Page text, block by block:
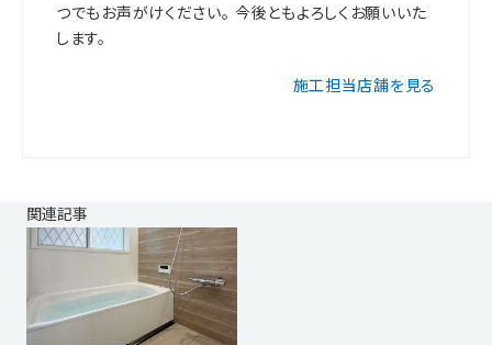
つでもお声がけください。 今後ともよろしくお願いいた
します。
施工担当店舗を見る
関連記事